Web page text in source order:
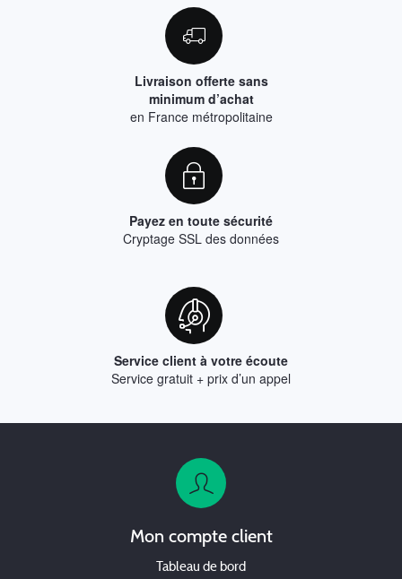
Livraison offerte sans
minimum d’achat
en France métropolitaine
Payez en toute sécurité
Cryptage SSL des données
Service client à votre écoute
Service gratuit + prix d’un appel
Mon compte client
Tableau de bord